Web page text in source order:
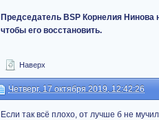
Председатель BSP Корнелия
чтобы его восстановить.
Наверх
Четверг, 17 октября 2019, 12:42:26
Если так всё плохо, от лучше б не